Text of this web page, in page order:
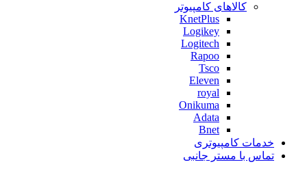
کالاهای کامپیوتر
KnetPlus
Logikey
Logitech
Rapoo
Tsco
Eleven
royal
Onikuma
Adata
Bnet
خدمات کامپیوتری
تماس با مستر جانبی